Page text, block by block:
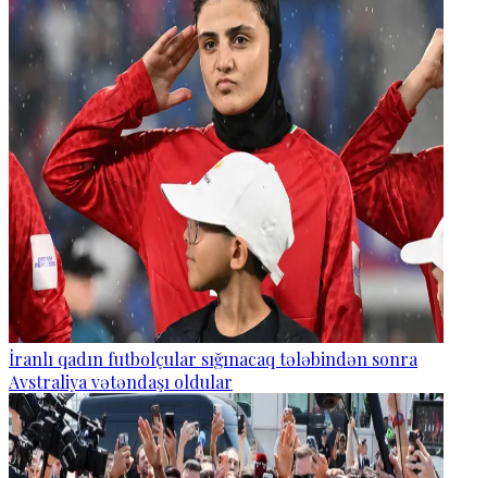
İranlı qadın futbolçular sığınacaq tələbindən sonra
Avstraliya vətəndaşı oldular